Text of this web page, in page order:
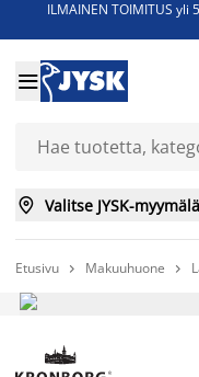
ILMAINEN TOIMITUS

 Valitse JYSK-
Etusivu  Makuuhuone 